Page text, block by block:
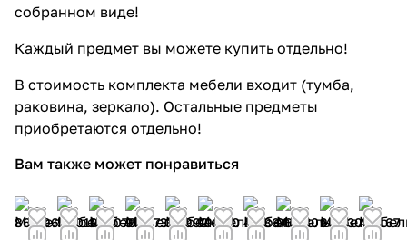
собранном виде!
Каждый предмет вы можете купить отдельно!
В стоимость комплекта мебели входит (тумба,
раковина, зеркало). Остальные предметы
приобретаются отдельно!
Вам также может понравиться
86 49652 019122 07098 07334 99279 290 48 86496 53096 53040 167